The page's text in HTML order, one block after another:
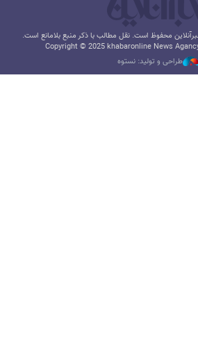
محفوظ است. نقل مطالب با ذکر منبع بلامانع است.
Copyright © 2025 khabaronline News
طراحی و تولید: نستوه